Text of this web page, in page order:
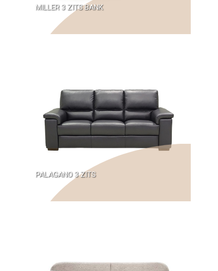
MILLER 3 ZITS BANK
PALAGANO 3 ZITS